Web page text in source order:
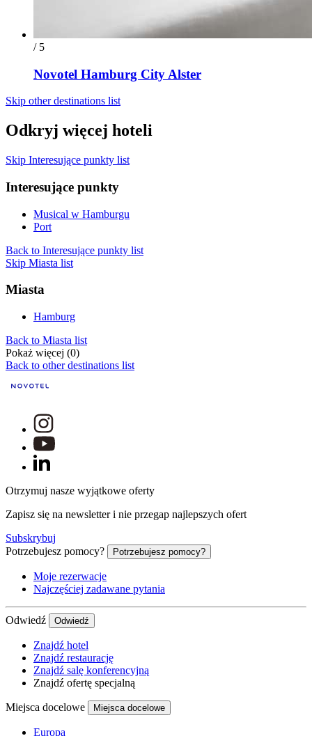
/ 5
Novotel Hamburg City Alster
Skip other destinations list
Odkryj więcej hoteli
Skip Interesujące punkty list
Interesujące punkty
Musical w Hamburgu
Port
Back to Interesujące punkty list
Skip Miasta list
Miasta
Hamburg
Back to Miasta list
Pokaż więcej (0)
Back to other destinations list
Otrzymuj nasze wyjątkowe oferty
Zapisz się na newsletter i nie przegap najlepszych ofert
Subskrybuj
Potrzebujesz pomocy?
Potrzebujesz pomocy?
Moje rezerwacje
Najczęściej zadawane pytania
Odwiedź Odwiedź
Znajdź hotel
Znajdź restaurację
Znajdź salę konferencyjną
Znajdź ofertę specjalną
Miejsca docelowe Miejsca docelowe
Europa